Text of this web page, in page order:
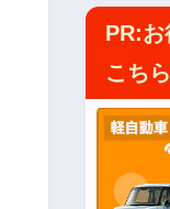
PR:お
こちら